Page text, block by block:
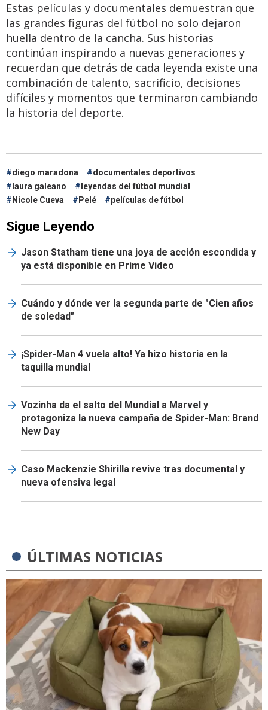
Estas películas y documentales demuestran que
las grandes figuras del fútbol no solo dejaron
huella dentro de la cancha. Sus historias
continúan inspirando a nuevas generaciones y
recuerdan que detrás de cada leyenda existe una
combinación de talento, sacrificio, decisiones
difíciles y momentos que terminaron cambiando
la historia del deporte.
diego maradona
documentales deportivos
laura galeano
leyendas del fútbol mundial
Nicole Cueva
Pelé películas de fútbol
Sigue Leyendo
Jason Statham tiene una joya de acción escondida y
ya está disponible en Prime Video
Cuándo y dónde ver la segunda parte de "Cien años
de soledad"
¡Spider-Man 4 vuela alto! Ya hizo historia en la
taquilla mundial
Vozinha da el salto del Mundial a Marvel y
protagoniza la nueva campaña de Spider-Man: Brand
New Day
Caso Mackenzie Shirilla revive tras documental y
nueva ofensiva legal
ÚLTIMAS NOTICIAS